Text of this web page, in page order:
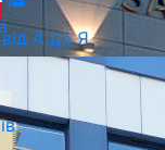
А до Я